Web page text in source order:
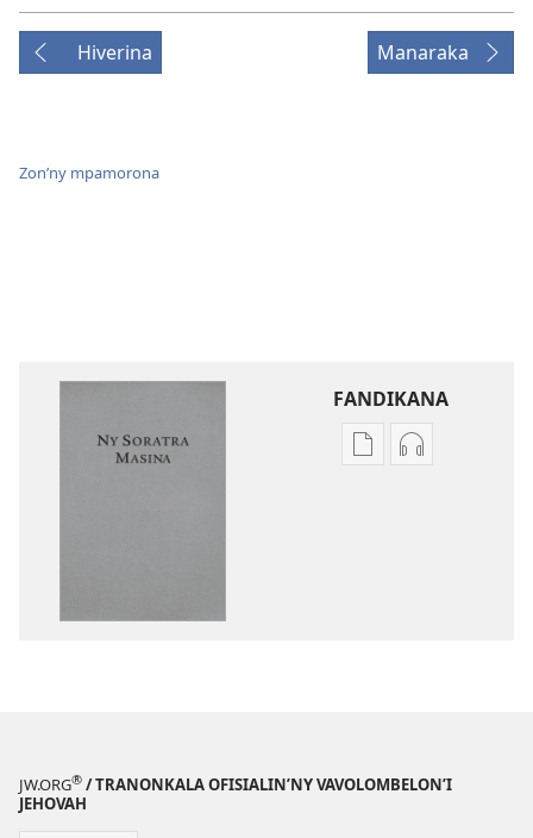
Hiverina Manaraka
Zon’ny mpamorona
FANDIKANA
FandikanaFandikana
JW.ORG® / TRANONKALA OFISIALIN’NY VAVOLOMBELON’I
JEHOVAH